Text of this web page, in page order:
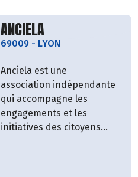
Découvrir le
ANCIELA
69009 - LYON
Anciela est une
association indépendante
qui accompagne les
engagements et les
initiatives des citoyens